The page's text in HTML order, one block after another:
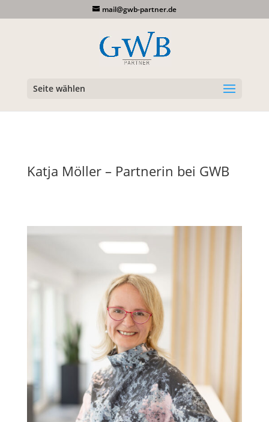
mail@gwb-partner.de
Seite wählen
Katja Möller – Partnerin bei GWB